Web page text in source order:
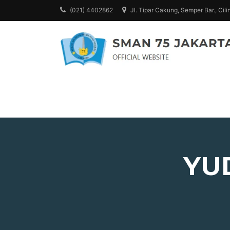
(021) 4402862 Jl. Tipar Cakung, Semper Bar.,